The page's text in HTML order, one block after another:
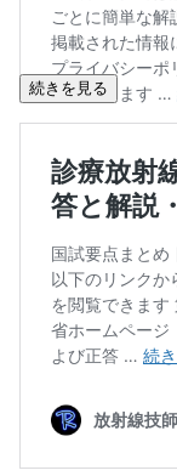
続きを見る